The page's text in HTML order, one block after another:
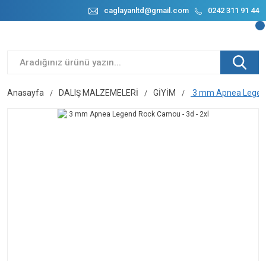
caglayanltd@gmail.com 0242 311 91 44
Anasayfa DALIŞ MALZEMELERİ GİYİM 3 mm Apnea